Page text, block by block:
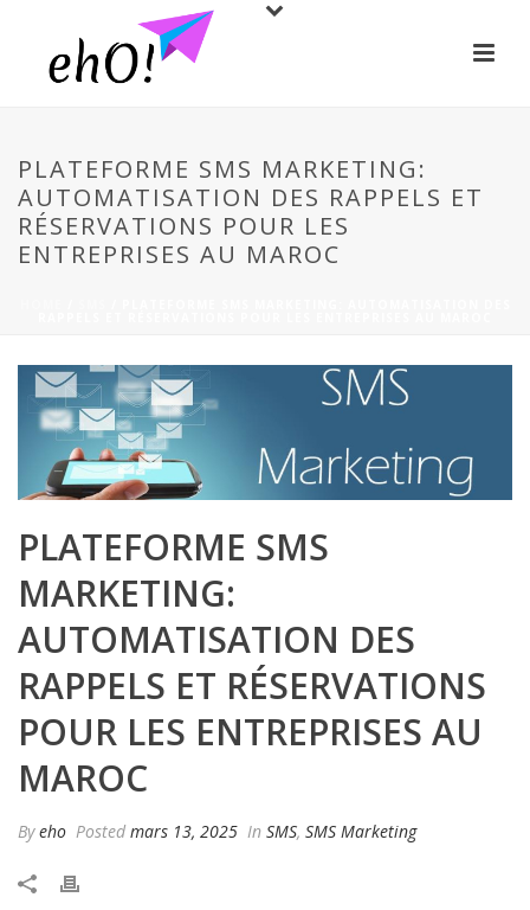
PLATEFORME SMS MARKETING:
AUTOMATISATION DES RAPPELS ET
RÉSERVATIONS POUR LES
ENTREPRISES AU MAROC
PLATEFORME SMS
MARKETING:
AUTOMATISATION DES
RAPPELS ET RÉSERVATIONS
POUR LES ENTREPRISES AU
MAROC
Byeho Posted mars 13, 2025 In SMS, SMS Marketing